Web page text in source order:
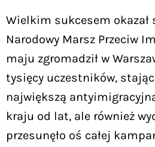
Wielkim sukcesem okazał
Narodowy Marsz Przeciw
maju zgromadził w
tysięcy uczestników,
największą
kraju od lat, ale również
przesunęło oś całej